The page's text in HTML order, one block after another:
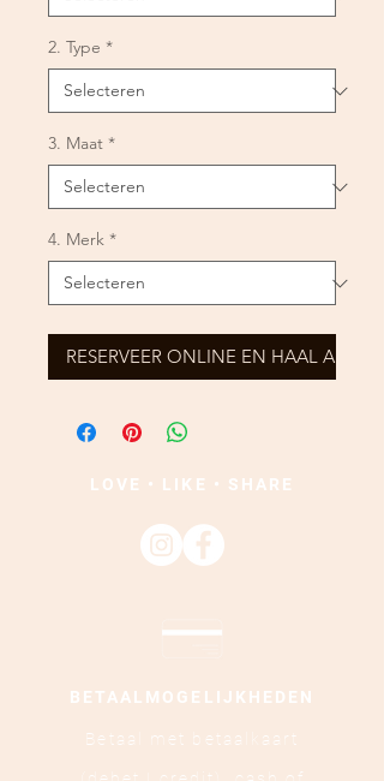
2. Type *
3. Maat *
4. Merk *
RESERVEER ONLINE EN HAAL AF
LOVE • LIKE • SHARE
BETAALMOGELIJKHEDEN
Betaal met betaalkaart